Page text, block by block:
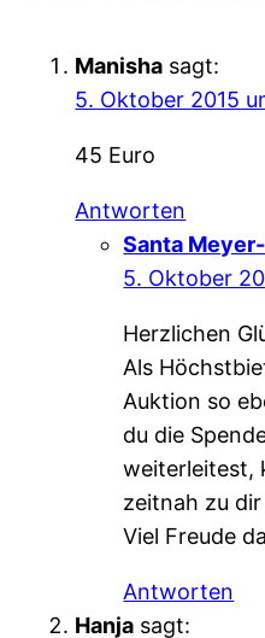
Manisha sagt:
5. Oktober 2015
45 Euro
Antworten
Santa
5. Oktober
Herzlichen
Als
Auktion so
du die
weiterleitest,
zeitnah zu
Viel Freude
Antworten
Hanja sagt: